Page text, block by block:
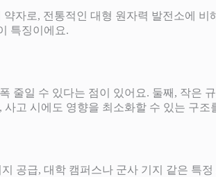
약자로, 전통적인 대형 원자력 발전소
특징이에요.
줄일 수 있다는 점이 있어요. 둘째, 작
고 시에도 영향을 최소화할 수 있는 구조
공급, 대학 캠퍼스나 군사 기지 같은 특